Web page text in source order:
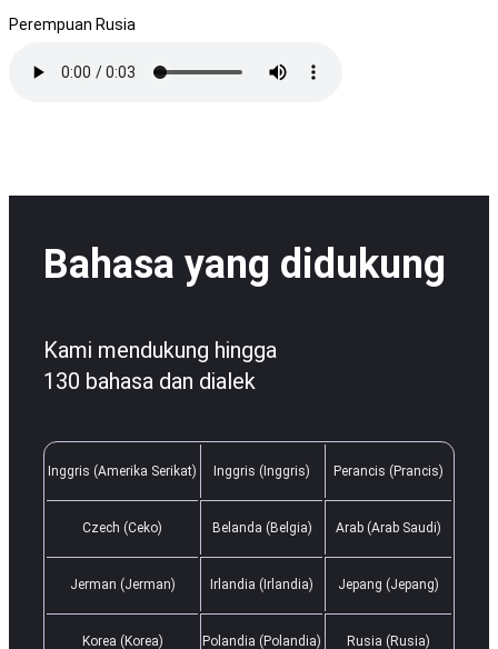
Perempuan Rusia
Bahasa yang didukung
Kami mendukung hingga
130 bahasa dan dialek
Inggris (Amerika Serikat) Inggris (Inggris) Perancis (Prancis)
Czech (Ceko) Belanda (Belgia) Arab (Arab Saudi)
Jerman (Jerman) Irlandia (Irlandia) Jepang (Jepang)
Korea (Korea) Polandia (Polandia) Rusia (Rusia)